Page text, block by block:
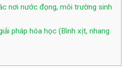
nơi nước đọng, môi trường sinh
pháp hóa học (Bình xịt, nhang